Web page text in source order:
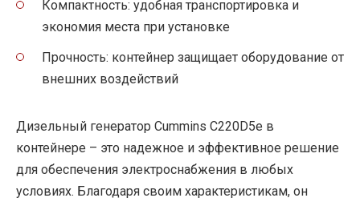
Компактность: удобная транспортировка и
экономия места при установке
Прочность: контейнер защищает оборудование от
внешних воздействий
Дизельный генератор Cummins C220D5e в
контейнере – это надежное и эффективное решение
для обеспечения электроснабжения в любых
условиях. Благодаря своим характеристикам, он